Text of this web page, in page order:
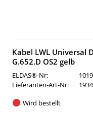
Kabel LWL Universal
G.652.D OS2 gelb
ELDAS®-Nr:
Lieferanten-Art-Nr:
Wird bestellt